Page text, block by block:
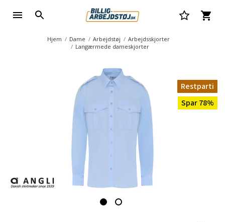
Hjem Dame Arbejdstøj
Arbejdsskjorter
Langærmede dameskjorter
Restparti
Spar 78%